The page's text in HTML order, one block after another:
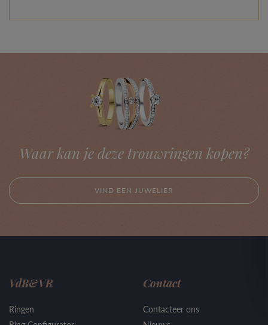
Waar kan je deze trouwringen kopen?
VIND EEN JUWELIER
VdB&VR
Ringen
Contact
Contacteer ons